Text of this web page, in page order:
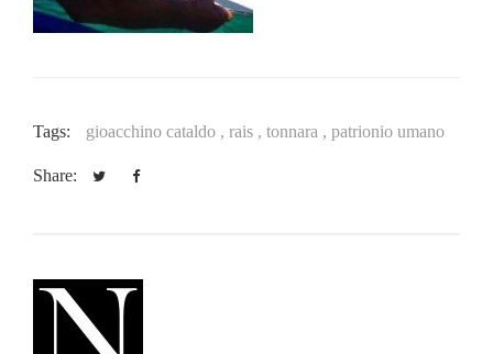
Tags: gioacchino cataldo , rais , tonnara , patrionio umano
Share: